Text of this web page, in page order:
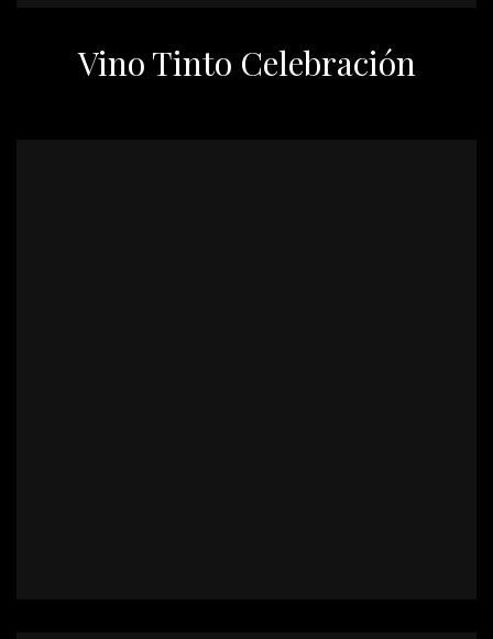
Vino Tinto Celebración